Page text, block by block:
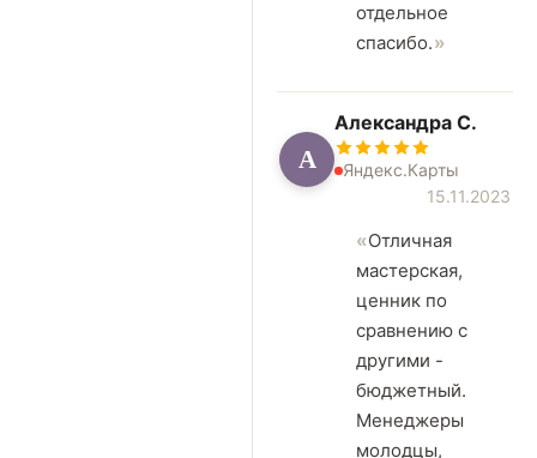
отдельное
спасибо.
А
Александра С.
Яндекс.Карты
15.11.2023
Отличная
мастерская,
ценник по
сравнению с
другими -
бюджетный.
Менеджеры
молодцы,